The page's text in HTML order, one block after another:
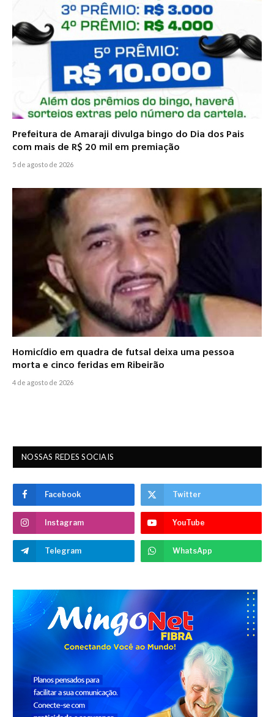
Prefeitura de Amaraji divulga bingo do Dia dos Pais
com mais de R$ 20 mil em premiação
5 de agosto de 2026
Homicídio em quadra de futsal deixa uma pessoa
morta e cinco feridas em Ribeirão
4 de agosto de 2026
NOSSAS REDES SOCIAIS
Facebook Twitter
Instagram YouTube
Telegram WhatsApp